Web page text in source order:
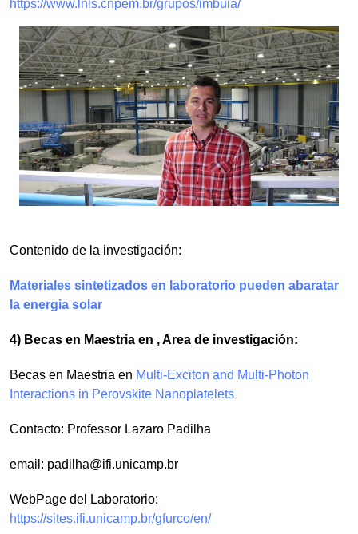
https://www.lnls.cnpem.br/grupos/imbuia/
Contenido de la investigación:
Materiales sintetizados en laboratorio pueden abaratar
la energia solar
4) Becas en Maestria en , Area de investigación:
Becas en Maestria en Multi-Exciton and Multi-Photon
Interactions in Perovskite Nanoplatelets
Contacto: Professor Lazaro Padilha
email: padilha@ifi.unicamp.br
WebPage del Laboratorio:
https://sites.ifi.unicamp.br/gfurco/en/